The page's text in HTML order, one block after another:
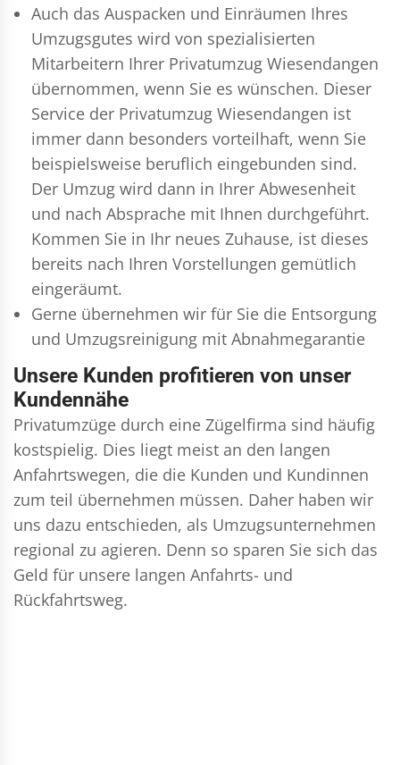
Auch das Auspacken und Einräumen Ihres
Umzugsgutes wird von spezialisierten
Mitarbeitern Ihrer Privatumzug Wiesendangen
übernommen, wenn Sie es wünschen. Dieser
Service der Privatumzug Wiesendangen ist
immer dann besonders vorteilhaft, wenn Sie
beispielsweise beruflich eingebunden sind.
Der Umzug wird dann in Ihrer Abwesenheit
und nach Absprache mit Ihnen durchgeführt.
Kommen Sie in Ihr neues Zuhause, ist dieses
bereits nach Ihren Vorstellungen gemütlich
eingeräumt.
Gerne übernehmen wir für Sie die Entsorgung
und Umzugsreinigung mit Abnahmegarantie
Unsere Kunden profitieren von unser
Kundennähe
Privatumzüge durch eine Zügelfirma sind häufig
kostspielig. Dies liegt meist an den langen
Anfahrtswegen, die die Kunden und Kundinnen
zum teil übernehmen müssen. Daher haben wir
uns dazu entschieden, als Umzugsunternehmen
regional zu agieren. Denn so sparen Sie sich das
Geld für unsere langen Anfahrts- und
Rückfahrtsweg.